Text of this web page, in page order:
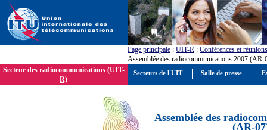
Page principale : UIT-R : Conférences et réunions
Assemblée des radiocommunications 2007 (AR-
Secteur des radiocommunications (UIT-
R)
Assemblée des
(AR-
Secteurs de l'UIT Salle de presse